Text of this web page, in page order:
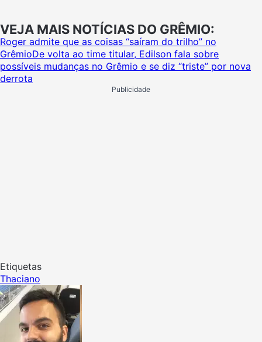
VEJA MAIS NOTÍCIAS DO GRÊMIO:
Roger admite que as coisas “saíram do trilho” no
GrêmioDe volta ao time titular, Edilson fala sobre
possíveis mudanças no Grêmio e se diz “triste” por nova
derrota
Publicidade
Etiquetas
Thaciano